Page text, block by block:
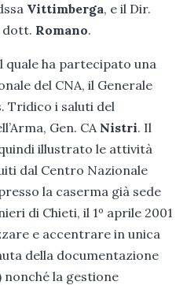
Vittimberga, e il Dir.
dott. Romano.
quale ha partecipato una
del CNA, il Generale
Tridico i saluti del
Gen. CANistri. Il
illustrato le attività
dal Centro Nazionale
la caserma già sede
di Chieti, il 1º aprile 2001
e accentrare in unica
della documentazione
la gestione